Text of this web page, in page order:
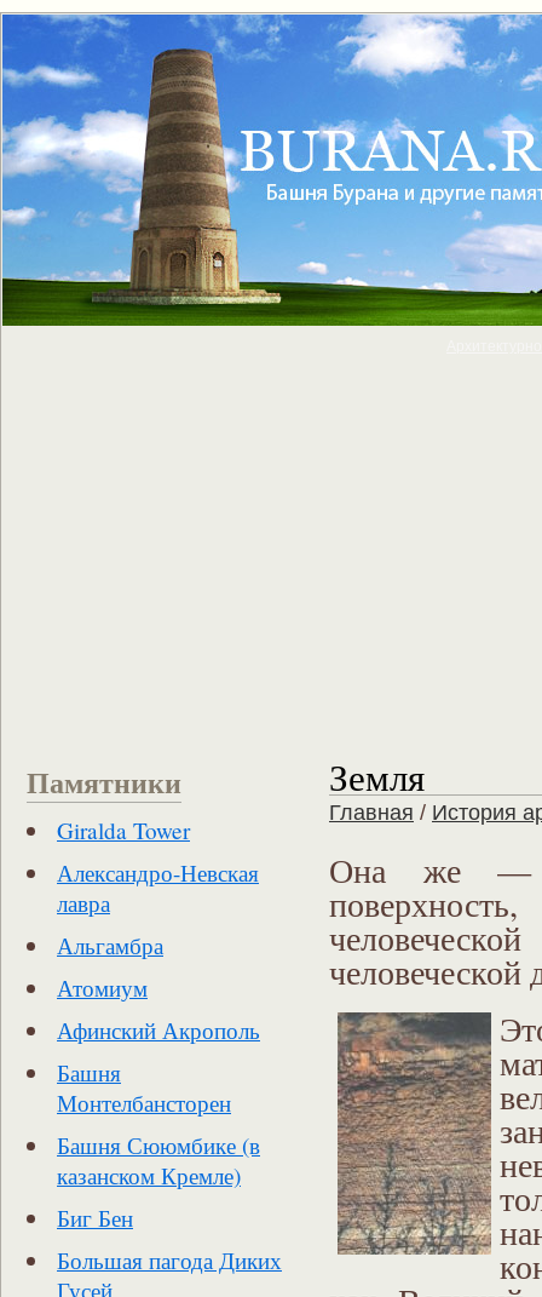
Памятники
Giralda Tower
Александро-Невская
лавра
Альгамбра
Атомиум
Афинский Акрополь
Башня
Монтелбансторен
Башня Сююмбике (в
казанском Кремле)
Биг Бен
Большая пагода Диких
Гусей
Земля
Главная / История
Она же —
человеческой